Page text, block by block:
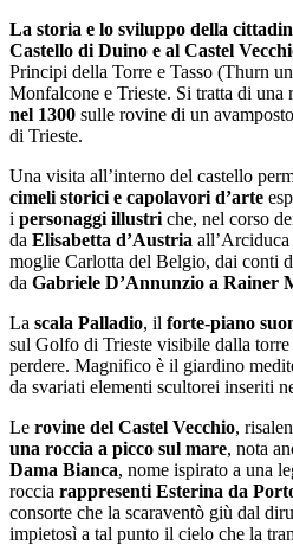
La storia e lo sviluppo della
Castello di Duino e al Castel
Principi della Torre e Tasso (Thurn
Monfalcone e Trieste. Si tratta di una
nel 1300 sulle rovine di un
di Trieste.
Una visita all’interno del castello
cimeli storici e capolavori d’arte
i personaggi illustri che, nel corso
da Elisabetta d’Austria
moglie Carlotta del Belgio, dai conti
da Gabriele D’Annunzio a Rainer
La scala Palladio, il forte-piano
sul Golfo di Trieste visibile dalla
perdere. Magnifico è il giardino
da svariati elementi scultorei inseriti
Le rovine del Castel Vecchio,
una roccia a picco sul mare, nota
Dama Bianca, nome ispirato a una
roccia rappresenti Esterina da
consorte che la scaraventò giù dal
impietosì a tal punto il cielo che la